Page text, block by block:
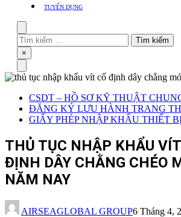
TUYỂN DỤNG
Tìm
kiếm
cho:
Close
×
CSDT – HỒ SƠ KỸ THUẬT
ĐĂNG KÝ LƯU HÀNH TRANG
GIẤY PHÉP NHẬP KHẨU THIẾT
THỦ TỤC NHẬP KHẨU
ĐỊNH DÂY CHẰNG CHÉO
NĂM NAY
AIRSEAGLOBAL GROUP6 Tháng 4,